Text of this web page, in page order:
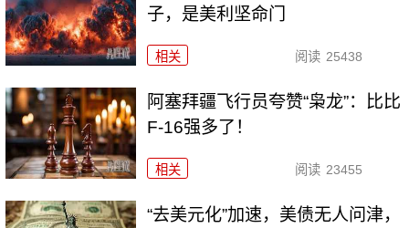
子，是美利坚命门
相关 阅读 25438
阿塞拜疆飞行员夸赞“枭龙”：比比
F-16强多了！
相关 阅读 23455
“去美元化”加速，美债无人问津，